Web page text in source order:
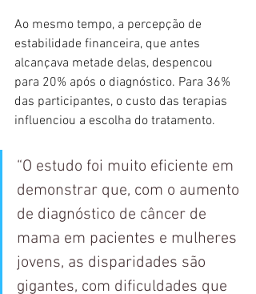
Ao mesmo tempo, a percepção de
estabilidade financeira, que antes
alcançava metade delas, despencou
para 20% após o diagnóstico. Para 36%
das participantes, o custo das terapias
influenciou a escolha do tratamento.
“O estudo foi muito eficiente em
demonstrar que, com o aumento
de diagnóstico de câncer de
mama em pacientes e mulheres
jovens, as disparidades são
gigantes, com dificuldades que